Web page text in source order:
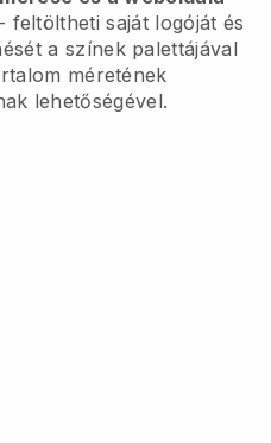
- feltöltheti saját logóját és
a színek palettájával
méretének
lehetőségével.